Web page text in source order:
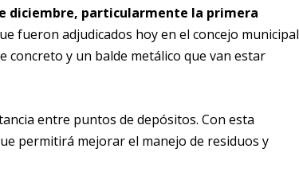
diciembre, particularmente la primera
fueron adjudicados hoy en el concejo municipal
concreto y un balde metálico que van estar
entre puntos de depósitos. Con esta
permitirá mejorar el manejo de residuos y